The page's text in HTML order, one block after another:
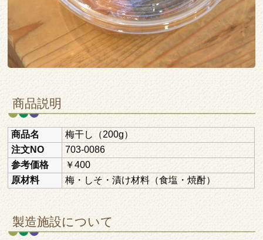
商品説明
商品名
梅干し（200g）
注文NO
703-0086
参考価格
￥400
原材料
梅・しそ・漬け材料（食塩・焼酎）
製造施設について